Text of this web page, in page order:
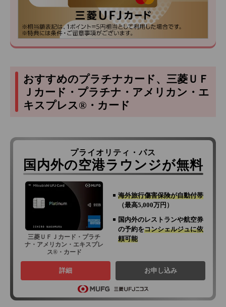
おすすめのプラチナカード、三菱ＵＦ
Ｊカード・プラチナ・アメリカン・エ
キスプレス®・カード
プライオリティ・パス
国内外の空港ラウンジが無料
三菱ＵＦＪカード・プラチ
ナ・アメリカン・エキスプレ
ス®・カード
海外旅行傷害保険が自動付帯
（最高5,000万円）
国内外のレストランや航空券
の予約をコンシェルジュに依
頼可能
詳細 お申し込み